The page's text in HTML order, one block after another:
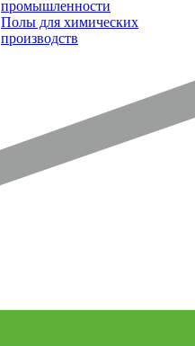
промышленности
Полы для химических
производств